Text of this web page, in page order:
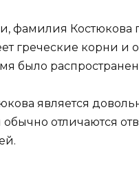
фамилия Костюкова
греческие корни и
было
является
отличаются